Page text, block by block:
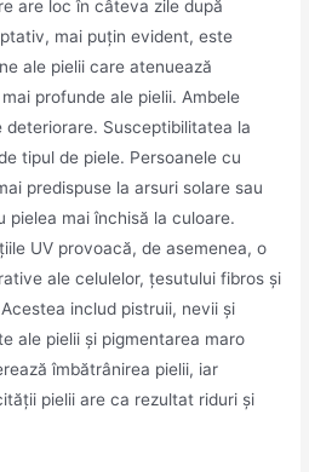
are loc în câteva zile după
mai puțin evident, este
ale pielii care atenuează
profunde ale pielii. Ambele
Susceptibilitatea la
tipul de piele. Persoanele cu
predispuse la arsuri solare sau
pielea mai închisă la culoare.
UV provoacă, de asemenea, o
ale celulelor, țesutului fibros și
includ pistruii, nevii și
ale pielii și pigmentarea maro
îmbătrânirea pielii, iar
pielii are ca rezultat riduri și